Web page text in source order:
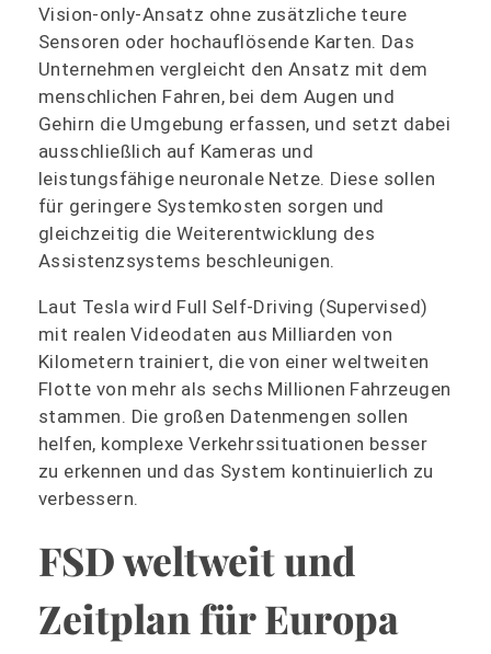
Vision-only-Ansatz ohne zusätzliche teure
Sensoren oder hochauflösende Karten. Das
Unternehmen vergleicht den Ansatz mit dem
menschlichen Fahren, bei dem Augen und
Gehirn die Umgebung erfassen, und setzt dabei
ausschließlich auf Kameras und
leistungsfähige neuronale Netze. Diese sollen
für geringere Systemkosten sorgen und
gleichzeitig die Weiterentwicklung des
Assistenzsystems beschleunigen.
Laut Tesla wird Full Self-Driving (Supervised)
mit realen Videodaten aus Milliarden von
Kilometern trainiert, die von einer weltweiten
Flotte von mehr als sechs Millionen Fahrzeugen
stammen. Die großen Datenmengen sollen
helfen, komplexe Verkehrssituationen besser
zu erkennen und das System kontinuierlich zu
verbessern.
FSD weltweit und
Zeitplan für Europa